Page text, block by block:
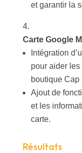
et garantir la
Carte Google
Intégration
pour aider
boutique
Ajout de
et les
carte.
Résultats